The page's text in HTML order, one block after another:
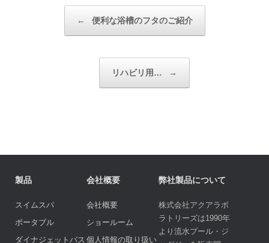
投稿ナビゲーション
← 便利な浴槽のフタのご紹介
リハビリ用… →
製品
スイムスパ
ポータブル
ダイナジェットバス
会社概要
会社概要
ショールーム
個人情報の取り扱い
弊社製品について
株式会社アクアラボ
ラトリーズは1990年
より流水プール・ジ